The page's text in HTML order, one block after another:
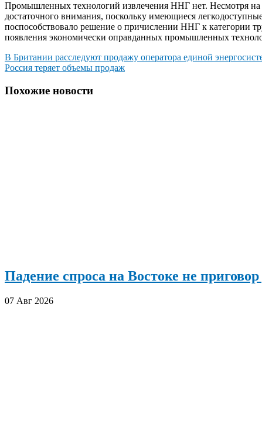
Промышленных технологий извлечения ННГ нет. Несмотря на
достаточного внимания, поскольку имеющиеся
поспособствовало решение о причислении ННГ к категории
появления экономически оправданных промышленных
Навигация
по
записям
В Британии расследуют продажу оператора единой
Россия теряет объемы продаж
Похожие новости
Падение спроса на Востоке не
07 Авг 2026